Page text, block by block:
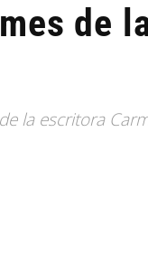
de
la escritora